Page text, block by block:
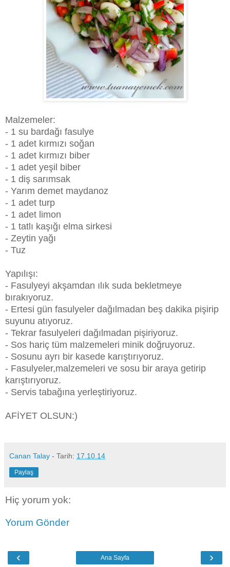
Malzemeler:
- 1 su bardağı fasulye
- 1 adet kırmızı soğan
- 1 adet kırmızı biber
- 1 adet yeşil biber
- 1 diş sarımsak
- Yarım demet maydanoz
- 1 adet turp
- 1 adet limon
- 1 tatlı kaşığı elma sirkesi
- Zeytin yağı
- Tuz
Yapılışı:
- Fasulyeyi akşamdan ılık suda bekletmeye
bırakıyoruz.
- Ertesi gün fasulyeler dağılmadan beş dakika pişirip
suyunu atıyoruz.
- Tekrar fasulyeleri dağılmadan pişiriyoruz.
- Sos hariç tüm malzemeleri minik doğruyoruz.
- Sosunu ayrı bir kasede karıştırıyoruz.
- Fasulyeler,malzemeleri ve sosu bir araya getirip
karıştırıyoruz.
- Servis tabağına yerleştiriyoruz.
AFİYET OLSUN:)
Canan Talay - Tarih: 17.10.14
Paylaş
Hiç yorum yok:
Yorum Gönder
‹ ›
Ana Sayfa